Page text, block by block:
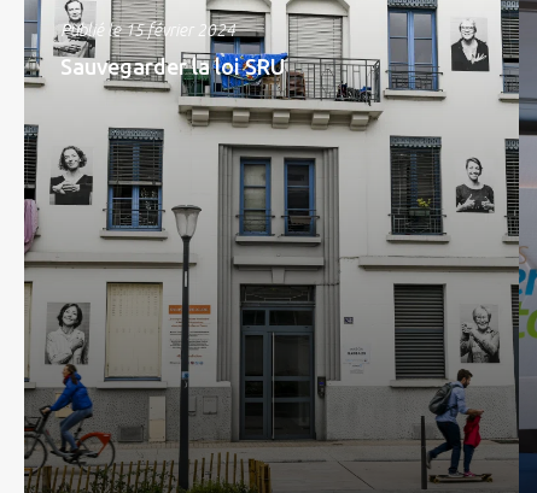
Publié le 15 février 2024
Sauvegarder la loi SRU